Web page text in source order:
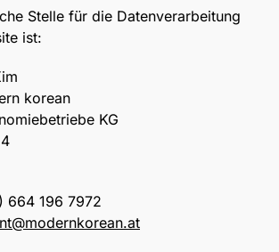
Stelle für die Datenverarbeitung
ist:
korean
KG
664 196 7972